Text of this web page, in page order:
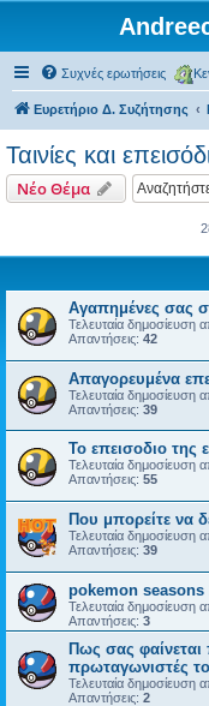
Συχνές ερωτήσεις
Ευρετήριο Δ. Συζήτησης
Ταινίες και
Νέο Θέμα
Αγαπημένες σας
Τελευταία δημοσίευση
Απαντήσεις: 42
Απαγορευμένα
Τελευταία δημοσίευση
Απαντήσεις: 39
Το επεισοδιο της
Τελευταία δημοσίευση
Απαντήσεις: 55
Που μπορείτε να
Τελευταία δημοσίευση
Απαντήσεις: 39
pokemon seasons
Τελευταία δημοσίευση
Απαντήσεις: 3
Πως σας φαίνεται
πρωταγωνιστές
Τελευταία δημοσίευση
Απαντήσεις: 2